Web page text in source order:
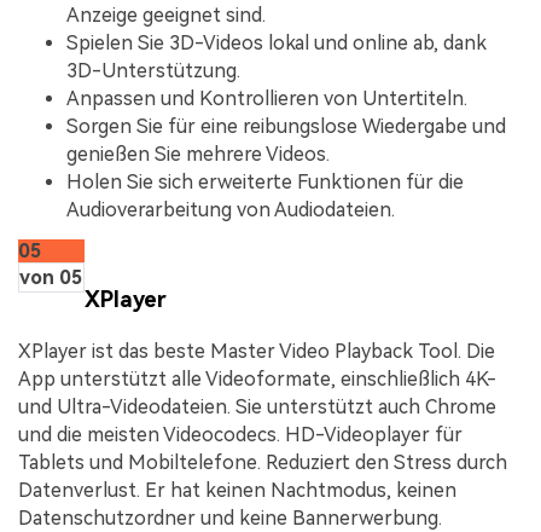
Anzeige geeignet sind.
Spielen Sie 3D-Videos lokal und online ab, dank
3D-Unterstützung.
Anpassen und Kontrollieren von Untertiteln.
Sorgen Sie für eine reibungslose Wiedergabe und
genießen Sie mehrere Videos.
Holen Sie sich erweiterte Funktionen für die
Audioverarbeitung von Audiodateien.
05
von 05
XPlayer
XPlayer ist das beste Master Video Playback Tool. Die
App unterstützt alle Videoformate, einschließlich 4K-
und Ultra-Videodateien. Sie unterstützt auch Chrome
und die meisten Videocodecs. HD-Videoplayer für
Tablets und Mobiltelefone. Reduziert den Stress durch
Datenverlust. Er hat keinen Nachtmodus, keinen
Datenschutzordner und keine Bannerwerbung.